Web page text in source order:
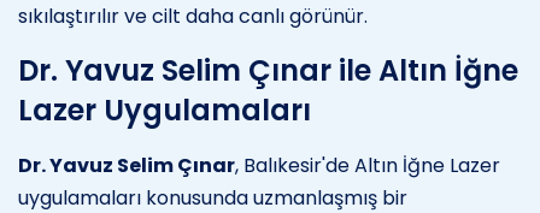
sıkılaştırılır ve cilt daha canlı görünür.
Dr. Yavuz Selim Çınar ile Altın İğne
Lazer Uygulamaları
Dr. Yavuz Selim Çınar, Balıkesir'de Altın İğne Lazer
uygulamaları konusunda uzmanlaşmış bir